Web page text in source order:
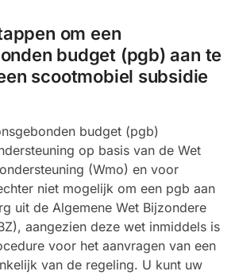
om een
budget (pgb) aan te
scootmobiel subsidie
budget (pgb)
op basis van de Wet
(Wmo) en voor
niet mogelijk om een pgb aan
uit de Algemene Wet Bijzondere
aangezien deze wet inmiddels is
voor het aanvragen van een
van de regeling. U kunt uw